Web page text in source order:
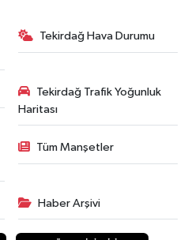
Tekirdağ Hava Durumu
Tekirdağ Trafik Yoğunluk
Haritası
Tüm Manşetler
Haber Arşivi